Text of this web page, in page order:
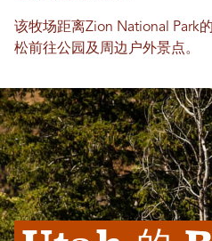
该牧场距离Zion National Park
松前往公园及周边户外景点。